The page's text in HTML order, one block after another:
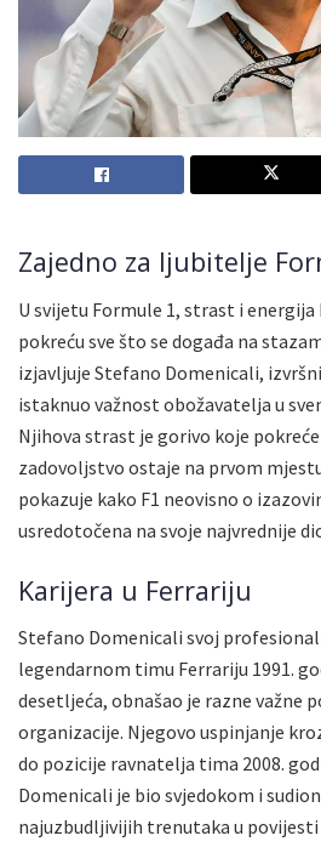
Zajedno za ljubitelje
U svijetu Formule 1, strast i
pokreću sve što se događa na
izjavljuje Stefano Domenicali,
istaknuo važnost obožavatelja u
Njihova strast je gorivo koje
zadovoljstvo ostaje na prvom
pokazuje kako F1 neovisno o
usredotočena na svoje najvrednije
Karijera u Ferrariju
Stefano Domenicali svoj
legendarnom timu Ferrariju 1991.
desetljeća, obnašao je razne važne
organizacije. Njegovo uspinjanje
do pozicije ravnatelja tima 2008.
Domenicali je bio svjedokom i
najuzbudljivijih trenutaka u povijesti